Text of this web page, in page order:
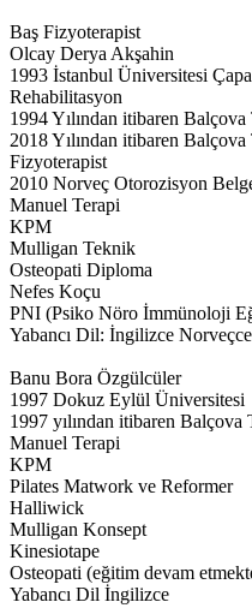
Baş Fizyoterapist
Olcay Derya Akşahin
1993 İstanbul Üniversitesi
Rehabilitasyon
1994 Yılından itibaren
2018 Yılından itibaren
Fizyoterapist
2010 Norveç Otorozisyon
Manuel Terapi
KPM
Mulligan Teknik
Osteopati Diploma
Nefes Koçu
PNI (Psiko Nöro İmmünoloji
Yabancı Dil: İngilizce Norveçce
Banu Bora Özgülcüler
1997 Dokuz Eylül Üniversitesi
1997 yılından itibaren
Manuel Terapi
KPM
Pilates Matwork ve Reformer
Halliwick
Mulligan Konsept
Kinesiotape
Osteopati (eğitim devam
Yabancı Dil İngilizce